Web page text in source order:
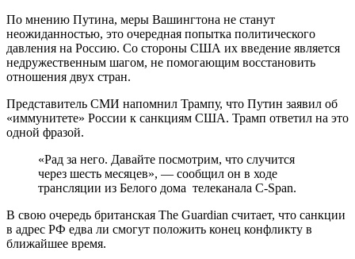
По мнению Путина, меры Вашингтона не станут
неожиданностью, это очередная попытка политического
давления на Россию. Со стороны США их введение является
недружественным шагом, не помогающим восстановить
отношения двух стран.
Представитель СМИ напомнил Трампу, что Путин заявил об
«иммунитете» России к санкциям США. Трамп ответил на это
одной фразой.
«Рад за него. Давайте посмотрим, что случится
через шесть месяцев», — сообщил он в ходе
трансляции из Белого дома телеканала C-Span.
В свою очередь британская The Guardian считает, что санкции
в адрес РФ едва ли смогут положить конец конфликту в
ближайшее время.